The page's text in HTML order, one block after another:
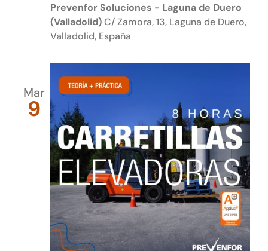
Prevenfor Soluciones - Laguna de Duero
(Valladolid)C/ Zamora, 13, Laguna de Duero,
Valladolid, España
Mar
9